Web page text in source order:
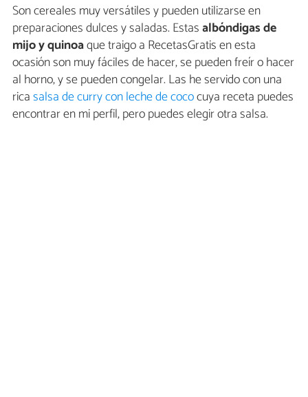
Son cereales muy versátiles y pueden utilizarse en
preparaciones dulces y saladas. Estasalbóndigas de
mijo y quinoaque traigo a RecetasGratis en esta
ocasión son muy fáciles de hacer, se pueden freír o hacer
al horno, y se pueden congelar. Las he servido con una
ricasalsa de curry con leche de cococuya receta puedes
encontrar en mi perfil, pero puedes elegir otra salsa.